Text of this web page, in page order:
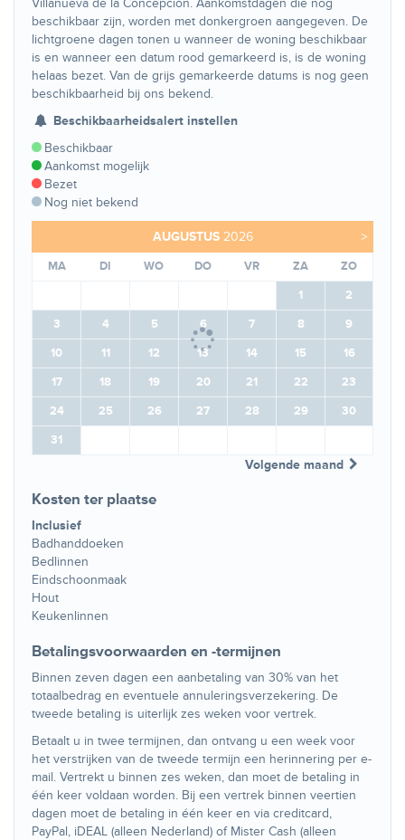
beschikbaar zijn, worden met donkergroen aangegeven. De
lichtgroene dagen tonen u wanneer de woning beschikbaar
is en wanneer een datum rood gemarkeerd is, is de woning
helaas bezet. Van de grijs gemarkeerde datums is nog geen
beschikbaarheid bij ons bekend.
Beschikbaarheidsalert instellen
Beschikbaar
Aankomst mogelijk
Bezet
Nog niet bekend
>
AUGUSTUS 2026
MA DI WO DO VR ZA
ZO
1
2
3
4 5 6 7 8
9
10
11 12 13 14 15
16
17
18 19 20 21 22
23
24
25 26 27 28 29
30
31
Volgende maand
Kosten ter plaatse
Inclusief
Badhanddoeken
Bedlinnen
Eindschoonmaak
Hout
Keukenlinnen
Betalingsvoorwaarden en -termijnen
Binnen zeven dagen een aanbetaling van 30% van het
totaalbedrag en eventuele annuleringsverzekering. De
tweede betaling is uiterlijk zes weken voor vertrek.
Betaalt u in twee termijnen, dan ontvang u een week voor
het verstrijken van de tweede termijn een herinnering per e-
mail. Vertrekt u binnen zes weken, dan moet de betaling in
één keer voldaan worden. Bij een vertrek binnen veertien
dagen moet de betaling in één keer en via creditcard,
PayPal, iDEAL (alleen Nederland) of Mister Cash (alleen